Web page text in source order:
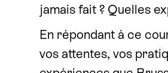
jamais fait ? Quelles
En répondant à ce
vos attentes, vos